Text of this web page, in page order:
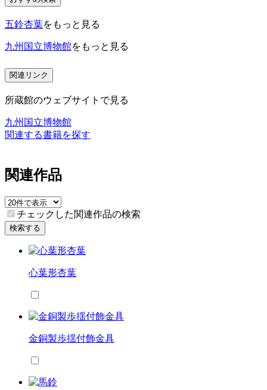
五鈴杏葉をもっと見る
九州国立博物館をもっと見る
関連リンク
所蔵館のウェブサイトで見る
九州国立博物館
関連する書籍を探す
関連作品
チェックした関連作品の検索
検索する
心葉形杏葉
金銅製歩揺付飾金具